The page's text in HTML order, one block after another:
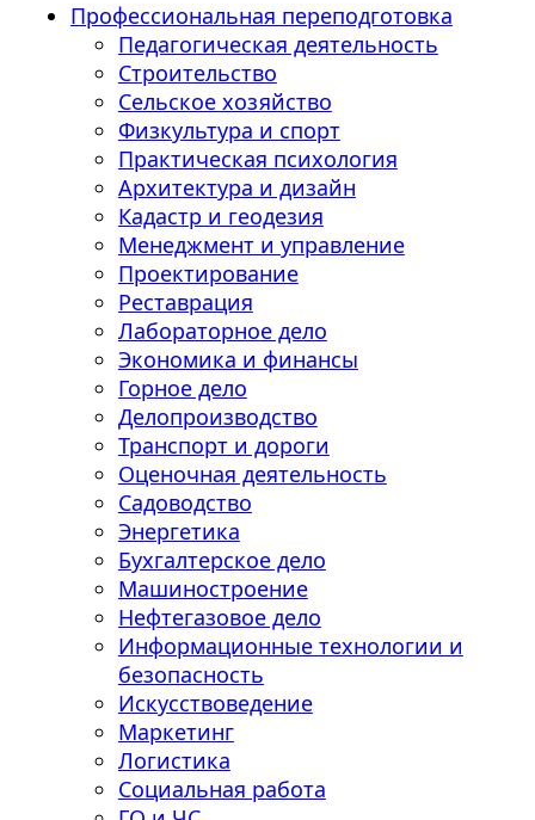
Профессиональная переподготовка
Педагогическая деятельность
Строительство
Сельское хозяйство
Физкультура и спорт
Практическая психология
Архитектура и дизайн
Кадастр и геодезия
Менеджмент и управление
Проектирование
Реставрация
Лабораторное дело
Экономика и финансы
Горное дело
Делопроизводство
Транспорт и дороги
Оценочная деятельность
Садоводство
Энергетика
Бухгалтерское дело
Машиностроение
Нефтегазовое дело
Информационные технологии и
безопасность
Искусствоведение
Маркетинг
Логистика
Социальная работа